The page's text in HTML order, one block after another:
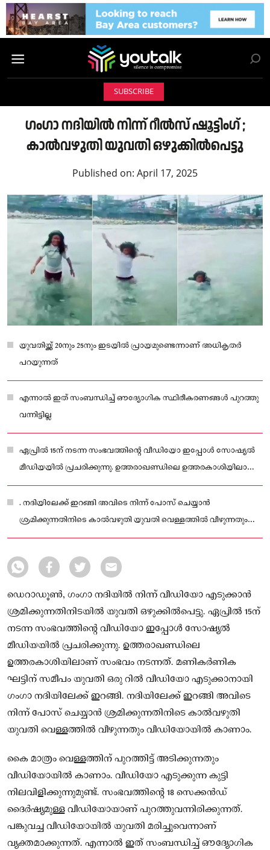
SUBSCRIBE
ഗംഗാ നദിയിൽ നിന്ന് റീൽസ് ഷൂട്ടിംഗ് ;
കാൽവഴുതി യുവതി ഒഴുക്കിൽപെട്ടു
Published on: April 17, 2025
യുവതിയ്ക്ക് 20നും 25നും ഇടയിൽ പ്രായമുണ്ടെന്നാണ് അധികൃതർ
പറയുന്നത്
എന്നാൽ ഇത് സംബന്ധിച്ച് ഔദ്യോഗിക സ്ഥിരീകരണങ്ങൾ പുറത്തു
വന്നിട്ടില്ല
ഏപ്രിൽ 15ന് നടന്ന സംഭവത്തിന്റെ വീഡിയോ ഇപ്പോൾ സോഷ്യൽ
മീഡിയയിൽ പ്രചരിക്കുന്നു. ഉത്തരാഖണ്ഡിലെ ഉത്തരകാശിയിലാണ്
സംഭവം നടന്നത്. മണികർണിക ഘട്ടിന് സ
. നദിയിലേക്ക് ഇറങ്ങി അവിടെ നിന്ന് പോസ് ചെയ്യാൻ
ശ്രമിക്കുന്നതിനിടെ കാൽവഴുതി യുവതി വെള്ളത്തിൽ വീഴുന്നതും
വീഡിയോയിൽ കാണാം.
ഡെറാഡൂൺ, ഗംഗാ നദിയിൽ നിന്ന് വീഡിയോ എടുക്കാൻ
ശ്രമിക്കുന്നതിനിടയിൽ യുവതി ഒഴുക്കിൽപെട്ടു. ഏപ്രിൽ 15ന്
നടന്ന സംഭവത്തിന്റെ വീഡിയോ ഇപ്പോൾ സോഷ്യൽ
മീഡിയയിൽ പ്രചരിക്കുന്നു. ഉത്തരാഖണ്ഡിലെ
ഉത്തരകാശിയിലാണ് സംഭവം നടന്നത്. മണികർണിക
ഘട്ടിന് സമീപം യുവതി ഒരു റിൽ വീഡിയോ എടുക്കാനായി
ഗംഗാ നദിയിലേക്ക് ഇറങ്ങി. നദിയിലേക്ക് ഇറങ്ങി അവിടെ
നിന്ന് പോസ് ചെയ്യാൻ ശ്രമിക്കുന്നതിനിടെ കാൽവഴുതി
യുവതി വെള്ളത്തിൽ വീഴുന്നതും വീഡിയോയിൽ കാണാം.
കൈ മാത്രം വെള്ളത്തിന് പുറത്തിട്ട് അടിക്കുന്നതും
വീഡിയോയിൽ കാണാം. വീഡിയോ എടുക്കുന്ന കുട്ടി
നിലവിളിക്കുന്നുമുണ്ട്. സംഭവത്തിന്റെ 18 സെക്കൻഡ്
ദൈർഷ്യമുള്ള വീഡിയോയാണ് പുറത്തുവന്നിരിക്കുന്നത്.
പങ്കുവച്ച വീഡിയോയിൽ യുവതി മരിച്ചുവെന്നാണ്
വ്യക്തമാക്കുന്നത്. എന്നാൽ ഇത് സംബന്ധിച്ച് ഔദ്യോഗിക